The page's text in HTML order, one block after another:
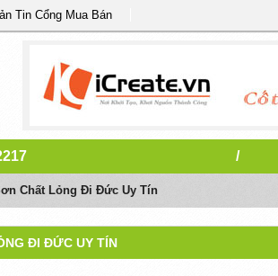
Tin Cổng Mua Bán
/
Chất Lỏng Đi Đức Uy Tín
ĐI ĐỨC UY TÍN